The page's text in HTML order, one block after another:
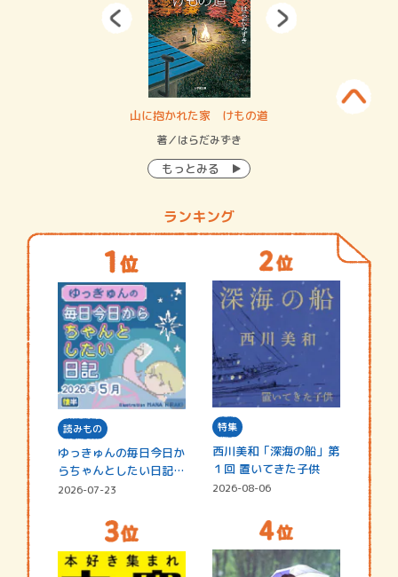
山に抱かれた家 けもの道
著／はらだみずき
もっとみる
ランキング
読みもの
ゆっきゅんの毎日今日か
らちゃんとしたい日記
☆202…
2026-07-23
特集
西川美和「深海の船」第
１回 置いてきた子供
2026-08-06